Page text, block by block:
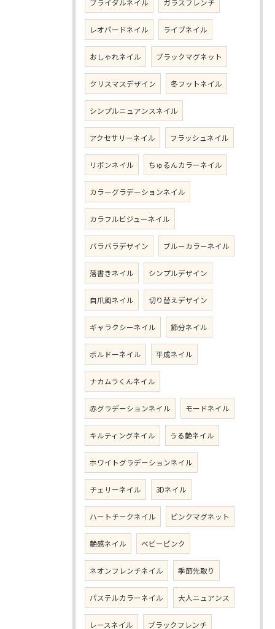
ブライダルネイル ガラスフレンチ
レオパードネイル ライブネイル
おしゃれネイル ブラックマグネット
クリスマスデザイン 冬フットネイル
シンプルニュアンスネイル
アクセサリーネイル フラッシュネイル
リボンネイル ちゅるんカラーネイル
カラーグラデーションネイル
カラフルビジューネイル
バラバラデザイン ブルーカラーネイル
落書きネイル シンプルデザイン
自爪風ネイル 切り替えデザイン
ギャラクシーネイル 節分ネイル
ボルドーネイル 平成ネイル
ナカムラくんネイル
赤グラデーションネイル モードネイル
キルティングネイル うる艶ネイル
ホワイトグラデーションネイル
チェリーネイル 3Dネイル
ハートチークネイル ピンクマグネット
艶感ネイル ベビーピンク
ネオンフレンチネイル 季節先取り
パステルカラーネイル 大人ニュアンス
レースネイル ブラックフレンチ